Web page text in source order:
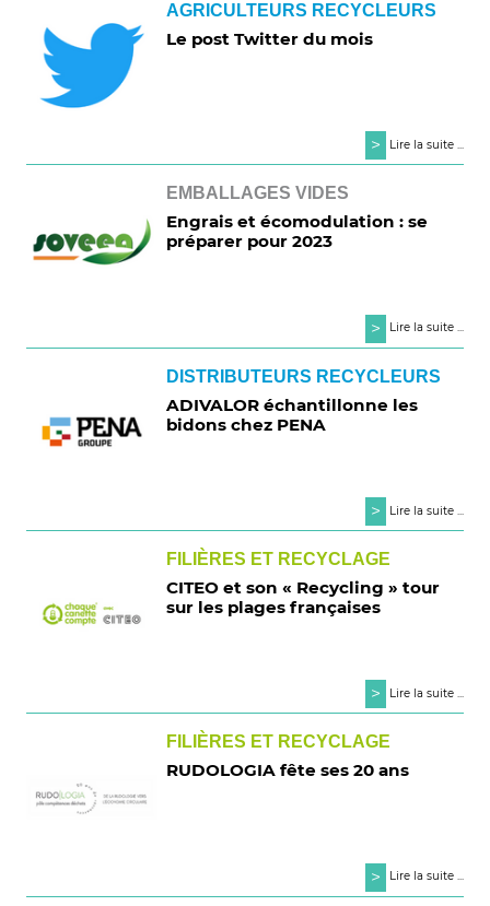
AGRICULTEURS RECYCLEURS
Le post Twitter du mois
> Lire la suite ...
EMBALLAGES VIDES
Engrais et écomodulation : se
préparer pour 2023
> Lire la suite ...
DISTRIBUTEURS RECYCLEURS
ADIVALOR échantillonne les
bidons chez PENA
> Lire la suite ...
FILIÈRES ET RECYCLAGE
CITEO et son « Recycling » tour
sur les plages françaises
> Lire la suite ...
FILIÈRES ET RECYCLAGE
RUDOLOGIA fête ses 20 ans
> Lire la suite ...